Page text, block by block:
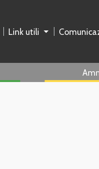
Link utili